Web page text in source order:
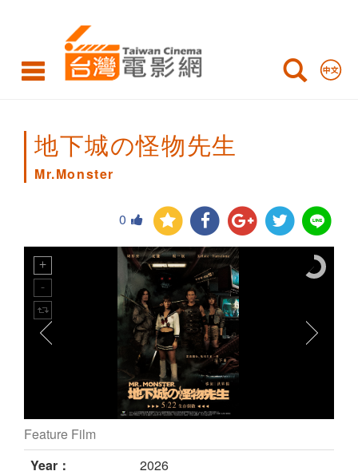
Mr.Monster
地下城の怪物先生
Mr.Monster
0
Mr.Monster still
Feature Film
Year：
2026